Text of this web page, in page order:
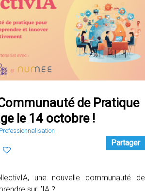
de Pratique
le 14 octobre !
Professionnalisation
Partager
une nouvelle communauté de